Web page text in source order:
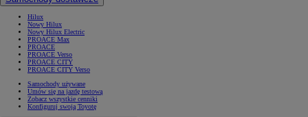
Hilux
Nowy Hilux
Nowy Hilux Electric
PROACE Max
PROACE
PROACE Verso
PROACE CITY
PROACE CITY Verso
Samochody używane
Umów się na jazdę testową
Zobacz wszystkie cenniki
Konfiguruj swoją Toyotę